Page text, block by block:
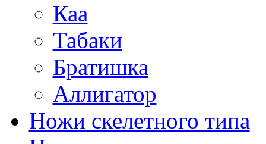
Каа
Табаки
Братишка
Аллигатор
Ножи скелетного типа